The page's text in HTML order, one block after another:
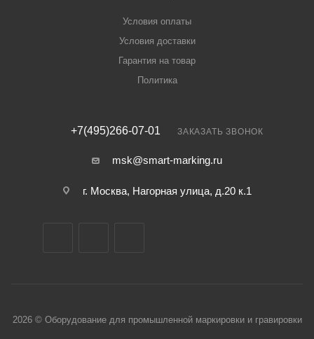
Условия оплаты
Условия доставки
Гарантия на товар
Политика
+7(495)266-07-01 ЗАКАЗАТЬ ЗВОНОК
msk@smart-marking.ru
г. Москва, Нагорная улица, д.20 к.1
2026 © Оборудование для промышленной маркировки и гравировки